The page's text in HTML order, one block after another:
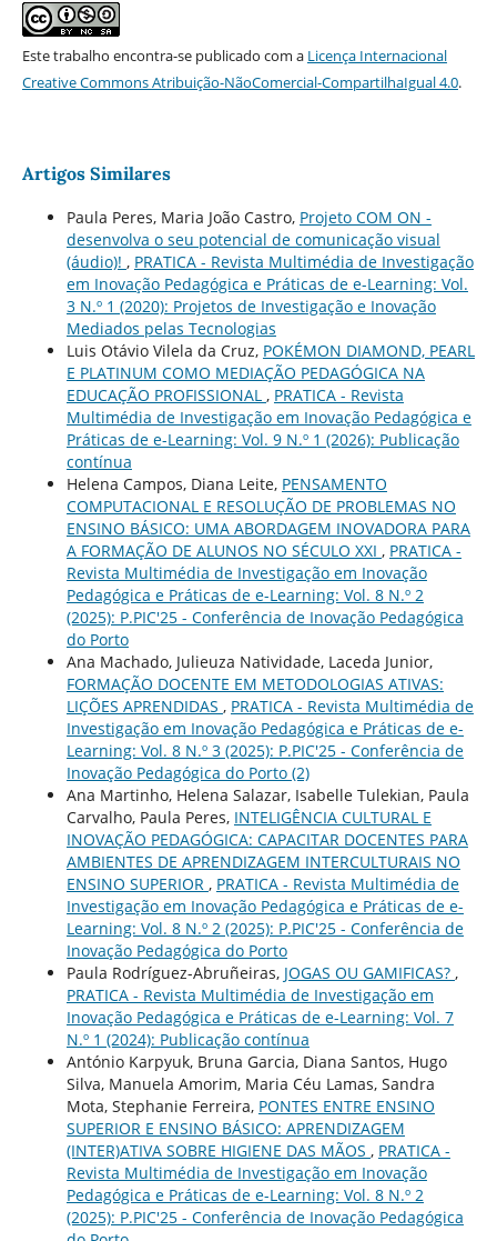
Este trabalho encontra-se publicado com a Licença Internacional
Creative Commons Atribuição-NãoComercial-CompartilhaIgual 4.0.
Artigos Similares
Paula Peres, Maria João Castro, Projeto COM ON -
desenvolva o seu potencial de comunicação visual
(áudio)! , PRATICA - Revista Multimédia de Investigação
em Inovação Pedagógica e Práticas de e-Learning: Vol.
3 N.º 1 (2020): Projetos de Investigação e Inovação
Mediados pelas Tecnologias
Luis Otávio Vilela da Cruz, POKÉMON DIAMOND, PEARL
E PLATINUM COMO MEDIAÇÃO PEDAGÓGICA NA
EDUCAÇÃO PROFISSIONAL , PRATICA - Revista
Multimédia de Investigação em Inovação Pedagógica e
Práticas de e-Learning: Vol. 9 N.º 1 (2026): Publicação
contínua
Helena Campos, Diana Leite, PENSAMENTO
COMPUTACIONAL E RESOLUÇÃO DE PROBLEMAS NO
ENSINO BÁSICO: UMA ABORDAGEM INOVADORA PARA
A FORMAÇÃO DE ALUNOS NO SÉCULO XXI , PRATICA -
Revista Multimédia de Investigação em Inovação
Pedagógica e Práticas de e-Learning: Vol. 8 N.º 2
(2025): P.PIC'25 - Conferência de Inovação Pedagógica
do Porto
Ana Machado, Julieuza Natividade, Laceda Junior,
FORMAÇÃO DOCENTE EM METODOLOGIAS ATIVAS:
LIÇÕES APRENDIDAS , PRATICA - Revista Multimédia de
Investigação em Inovação Pedagógica e Práticas de e-
Learning: Vol. 8 N.º 3 (2025): P.PIC'25 - Conferência de
Inovação Pedagógica do Porto (2)
Ana Martinho, Helena Salazar, Isabelle Tulekian, Paula
Carvalho, Paula Peres, INTELIGÊNCIA CULTURAL E
INOVAÇÃO PEDAGÓGICA: CAPACITAR DOCENTES PARA
AMBIENTES DE APRENDIZAGEM INTERCULTURAIS NO
ENSINO SUPERIOR , PRATICA - Revista Multimédia de
Investigação em Inovação Pedagógica e Práticas de e-
Learning: Vol. 8 N.º 2 (2025): P.PIC'25 - Conferência de
Inovação Pedagógica do Porto
Paula Rodríguez-Abruñeiras, JOGAS OU GAMIFICAS? ,
PRATICA - Revista Multimédia de Investigação em
Inovação Pedagógica e Práticas de e-Learning: Vol. 7
N.º 1 (2024): Publicação contínua
António Karpyuk, Bruna Garcia, Diana Santos, Hugo
Silva, Manuela Amorim, Maria Céu Lamas, Sandra
Mota, Stephanie Ferreira, PONTES ENTRE ENSINO
SUPERIOR E ENSINO BÁSICO: APRENDIZAGEM
(INTER)ATIVA SOBRE HIGIENE DAS MÃOS , PRATICA -
Revista Multimédia de Investigação em Inovação
Pedagógica e Práticas de e-Learning: Vol. 8 N.º 2
(2025): P.PIC'25 - Conferência de Inovação Pedagógica